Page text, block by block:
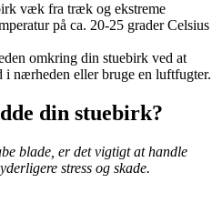
væk fra træk og ekstreme
på ca. 20-25 grader Celsius
omkring din stuebirk ved at
i nærheden eller bruge en luftfugter.
din stuebirk?
blade, er det vigtigt at handle
stress og skade.